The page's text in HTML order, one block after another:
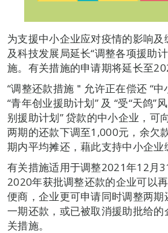
为支援中小企业应对疫情的影响
及科技发展局延长“调整各项援助
施。有关措施的申请期将延长至
“调整还款措施＂允许正在偿还 “中
“青年创业援助计划” 及 “受“天鸽”
别援助计划” 贷款的中小企业，可
两期的还款下调至1,000元，余欠
期内平均摊还，藉此支持中小企业
有关措施适用于调整2021年12月
2020年获批调整还款的企业可以
便商，企业更可申请同时调整两
一期还款，或已被取消援助批给
关措施。